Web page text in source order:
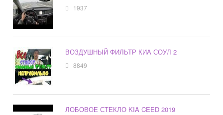
1937
ВОЗДУШНЫЙ ФИЛЬТР КИА СОУЛ 2
8849
ЛОБОВОЕ СТЕКЛО KIA CEED 2019